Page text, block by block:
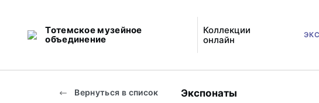
Тотемское музейное
объединение
Коллекции
онлайн
Вернуться в список Экспонаты